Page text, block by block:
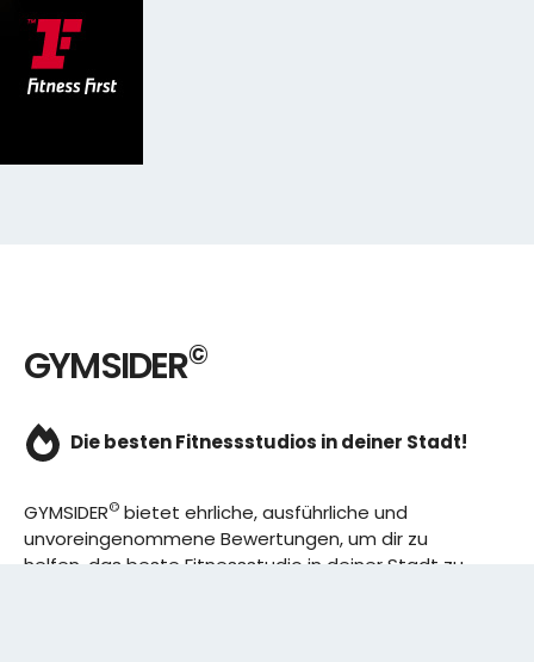
GYMSIDER©
Die besten Fitnessstudios in deiner Stadt!
GYMSIDER© bietet ehrliche, ausführliche und
unvoreingenommene Bewertungen, um dir zu
helfen, das beste Fitnessstudio in deiner Stadt zu